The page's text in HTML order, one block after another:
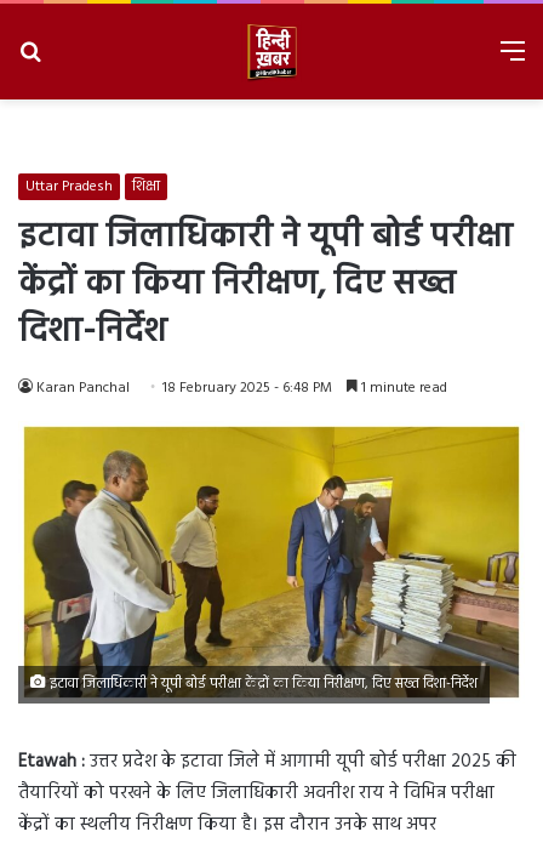
Uttar Pradesh शिक्षा
इटावा जिलाधिकारी ने यूपी बोर्ड परीक्षा
केंद्रों का किया निरीक्षण, दिए सख्त
दिशा-निर्देश
Karan Panchal 18 February 2025 - 6:48 PM 1 minute read
इटावा जिलाधिकारी ने यूपी बोर्ड परीक्षा केंद्रों का किया निरीक्षण, दिए सख्त दिशा-निर्देश
Etawah :उत्तर प्रदेश के इटावा जिले में आगामी यूपी बोर्ड परीक्षा 2025 की
तैयारियों को परखने के लिए जिलाधिकारी अवनीश राय ने विभिन्न परीक्षा
केंद्रों का स्थलीय निरीक्षण किया है। इस दौरान उनके साथ अपर